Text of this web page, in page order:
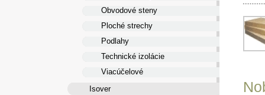
Obvodové steny
Ploché strechy
Podlahy
Technické izolácie
Viacúčelové
Isover